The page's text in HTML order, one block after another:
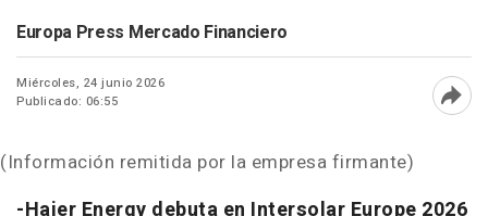
Europa Press Mercado Financiero
Miércoles, 24 junio 2026
Publicado: 06:55
(Información remitida por la empresa firmante)
-Haier Energy debuta en Intersolar Europe 2026